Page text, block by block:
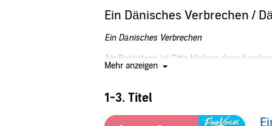
Ein Dänisches Verbrechen /
Ein Dänisches Verbrechen
Als Bestatterin ist Gitte Madsen darauf
patente Halbdänin aus dem Konzept. Schon
spielt Gittes Vater, der zwanzig Jahre zuvor
Mehr anzeigen
1-3. Titel